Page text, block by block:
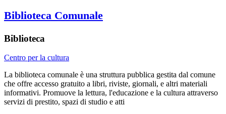
Biblioteca Comunale
Biblioteca
Centro per la cultura
La biblioteca comunale è una struttura pubblica gestita dal comune
che offre accesso gratuito a libri, riviste, giornali, e altri materiali
informativi. Promuove la lettura, l'educazione e la cultura attraverso
servizi di prestito, spazi di studio e atti